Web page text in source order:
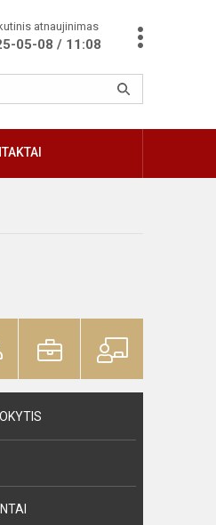
atnaujinimas
05-08 / 11:08